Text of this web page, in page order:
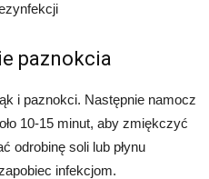
paznokcia
i paznokci. Następnie namocz
10-15 minut, aby zmiękczyć
odrobinę soli lub płynu
infekcjom.